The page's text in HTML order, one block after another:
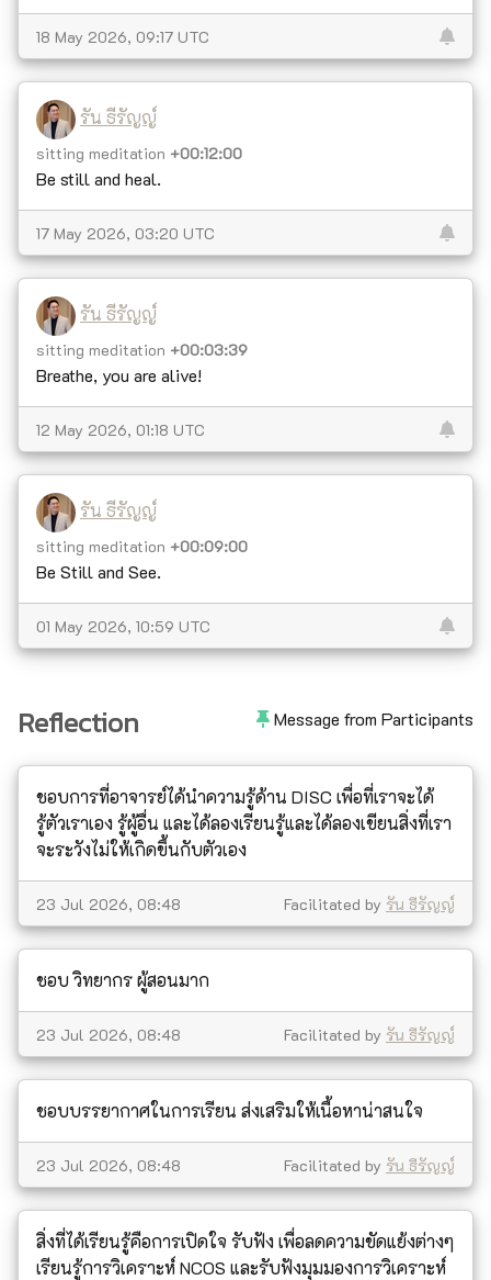
18 May 2026, 09:17 UTC
รัน ธีรัญญ์
sitting meditation +00:12:00
Be still and heal.
17 May 2026, 03:20 UTC
รัน ธีรัญญ์
sitting meditation +00:03:39
Breathe, you are alive!
12 May 2026, 01:18 UTC
รัน ธีรัญญ์
sitting meditation +00:09:00
Be Still and See.
01 May 2026, 10:59 UTC
Reflection Message from Participants
ชอบการที่อาจารย์ได้นำความรู้ด้าน DISC เพื่อที่เราจะได้
รู้ตัวเราเอง รู้ผู้อื่น และได้ลองเรียนรู้และได้ลองเขียนสิ่งที่เรา
จะระวังไม่ให้เกิดขึ้นกับตัวเอง
23 Jul 2026, 08:48 Facilitated by รัน ธีรัญญ์
ชอบ วิทยากร ผู้สอนมาก
23 Jul 2026, 08:48 Facilitated by รัน ธีรัญญ์
ชอบบรรยากาศในการเรียน ส่งเสริมให้เนื้อหาน่าสนใจ
23 Jul 2026, 08:48 Facilitated by รัน ธีรัญญ์
สิ่งที่ได้เรียนรู้คือการเปิดใจ รับฟัง เพื่อลดความขัดแย้งต่างๆ
เรียนรู้การวิเคราะห์ NCOS และรับฟังมุมมองการวิเคราะห์